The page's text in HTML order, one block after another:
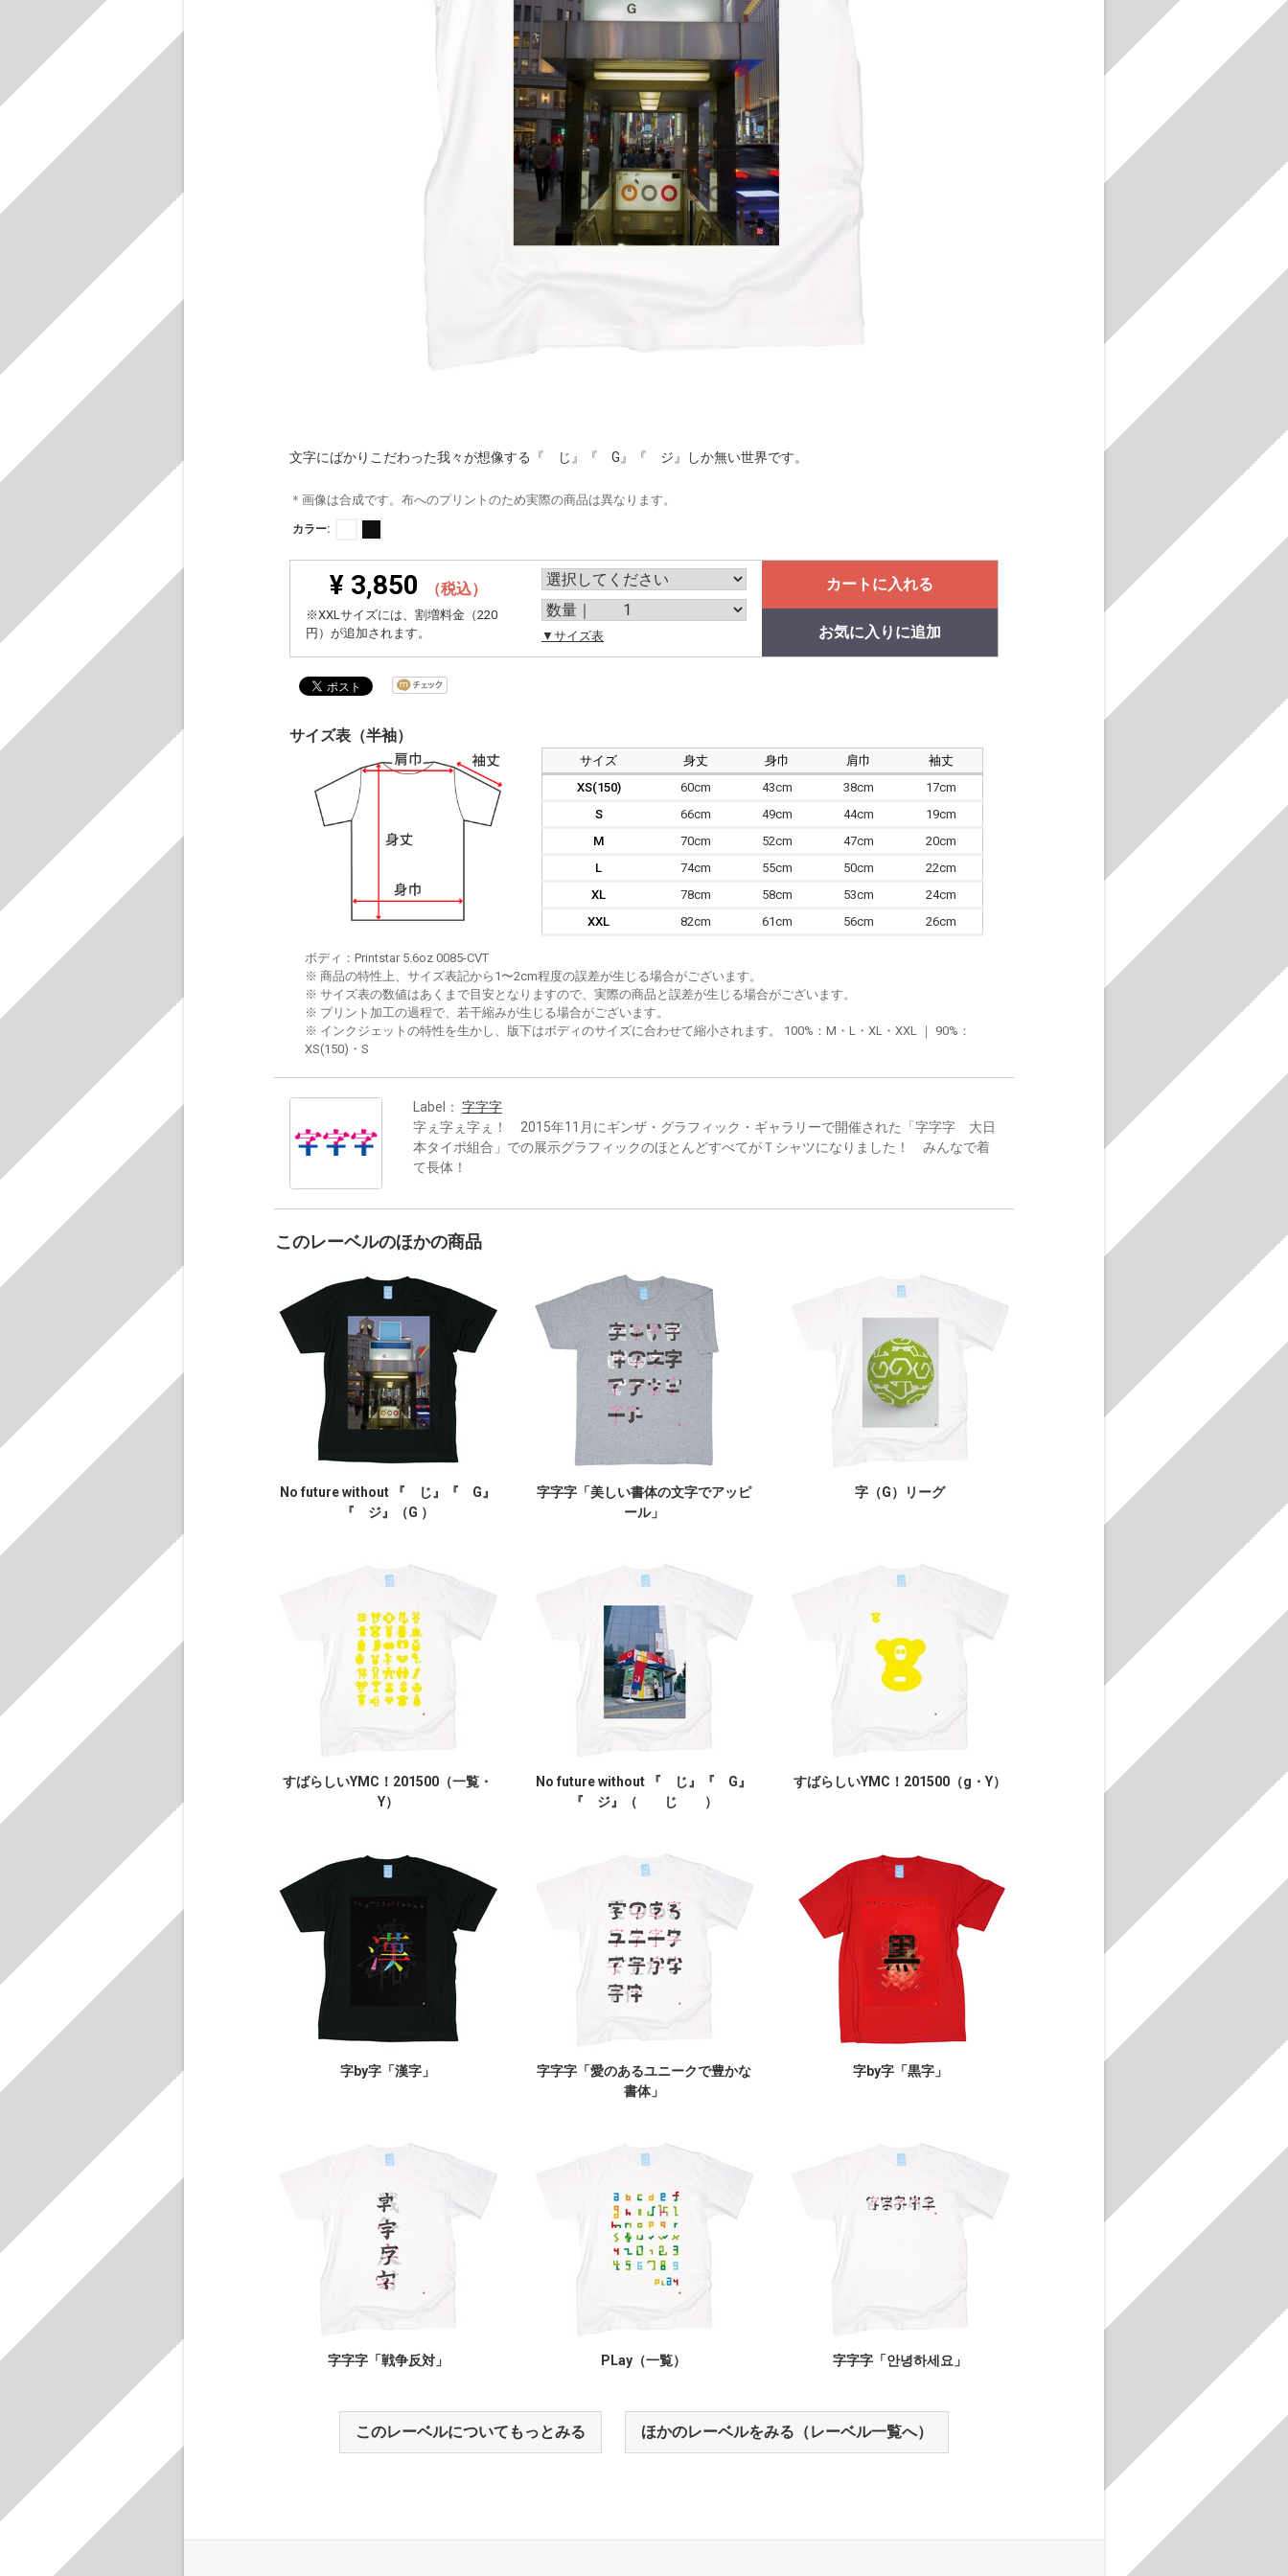
文字にばかりこだわった我々が想像する『 じ』『 G』『 ジ』しか無い世界です。
＊画像は合成です。布へのプリントのため実際の商品は異なります。
カラー:
¥ 3,850 （税込）
※XXLサイズには、割増料金（220
円）が追加されます。
▼サイズ表
カートに入れる
お気に入りに追加
サイズ表（半袖）
サイズ 身丈 身巾 肩巾
袖丈
XS(150)
60cm 43cm 38cm
17cm
S
66cm 49cm 44cm
19cm
M
70cm 52cm 47cm
20cm
L
74cm 55cm 50cm
22cm
XL
78cm 58cm 53cm
24cm
XXL
82cm 61cm 56cm 26cm
ボディ：Printstar 5.6oz 0085-CVT
※ 商品の特性上、サイズ表記から1〜2cm程度の誤差が生じる場合がございます。
※ サイズ表の数値はあくまで目安となりますので、実際の商品と誤差が生じる場合がございます。
※ プリント加工の過程で、若干縮みが生じる場合がございます。
※ インクジェットの特性を生かし、版下はボディのサイズに合わせて縮小されます。 100%：M・L・XL・XXL ｜ 90%：
XS(150)・S
Label： 字字字
字ぇ字ぇ字ぇ！ 2015年11月にギンザ・グラフィック・ギャラリーで開催された「字字字 大日
本タイポ組合」での展示グラフィックのほとんどすべてがＴシャツになりました！ みんなで着
て長体！
このレーベルのほかの商品
No future without 『 じ』『 G』
『 ジ』（G ）
字字字「美しい書体の文字でアッピ
ール」
字（G）リーグ
すばらしいYMC！201500（一覧・
Y）
No future without 『 じ』『 G』
『 ジ』（ じ ）
すばらしいYMC！201500（g・Y）
字by字「漢字」
字字字「愛のあるユニークで豊かな
書体」
字by字「黒字」
字字字「戦争反対」 PLay（一覧） 字字字「안녕하세요」
このレーベルについてもっとみる ほかのレーベルをみる（レーベル一覧へ）